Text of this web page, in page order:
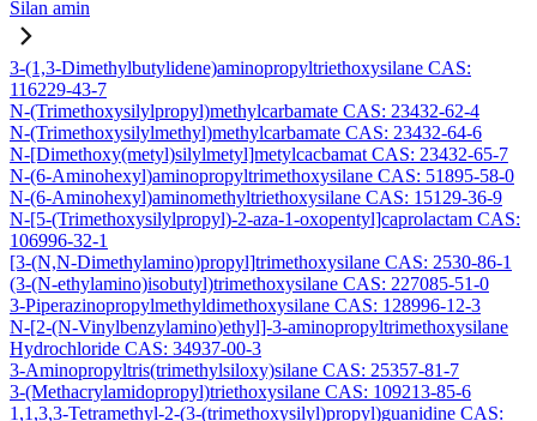
Silan amin
3-(1,3-Dimethylbutylidene)aminopropyltriethoxysilane CAS:
116229-43-7
N-(Trimethoxysilylpropyl)methylcarbamate CAS: 23432-62-4
N-(Trimethoxysilylmethyl)methylcarbamate CAS: 23432-64-6
N-[Dimethoxy(metyl)silylmetyl]metylcacbamat CAS: 23432-65-7
N-(6-Aminohexyl)aminopropyltrimethoxysilane CAS: 51895-58-0
N-(6-Aminohexyl)aminomethyltriethoxysilane CAS: 15129-36-9
N-[5-(Trimethoxysilylpropyl)-2-aza-1-oxopentyl]caprolactam CAS:
106996-32-1
[3-(N,N-Dimethylamino)propyl]trimethoxysilane CAS: 2530-86-1
(3-(N-ethylamino)isobutyl)trimethoxysilane CAS: 227085-51-0
3-Piperazinopropylmethyldimethoxysilane CAS: 128996-12-3
N-[2-(N-Vinylbenzylamino)ethyl]-3-aminopropyltrimethoxysilane
Hydrochloride CAS: 34937-00-3
3-Aminopropyltris(trimethylsiloxy)silane CAS: 25357-81-7
3-(Methacrylamidopropyl)triethoxysilane CAS: 109213-85-6
1,1,3,3-Tetramethyl-2-(3-(trimethoxysilyl)propyl)guanidine CAS: